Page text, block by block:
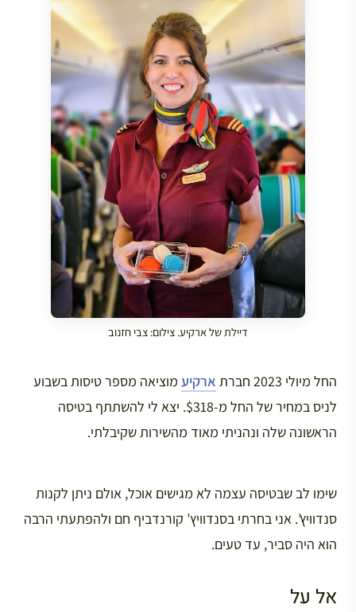
דיילת של ארקיע. צילום: צבי חזנוב
החל מיולי 2023 חברת ארקיע מוציאה מספר טיסות בשבוע
לניס במחיר של החל מ-$318. יצא לי להשתתף בטיסה
הראשונה שלה ונהניתי מאוד מהשירות שקיבלתי.
שימו לב שבטיסה עצמה לא מגישים אוכל, אולם ניתן לקנות
סנדוויץ’. אני בחרתי בסנדוויץ’ קורנדביף חם ולהפתעתי הרבה
הוא היה סביר, עד טעים.
אל על